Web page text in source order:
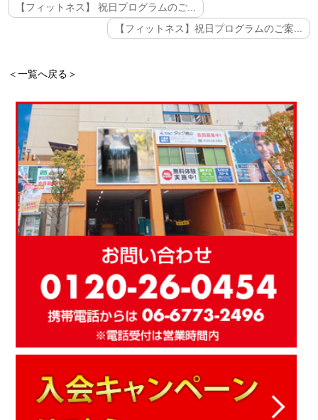
【フィットネス】 祝日プログラムのご...
【フィットネス】祝日プログラムのご案...
＜一覧へ戻る＞